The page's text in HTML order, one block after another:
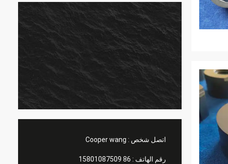
اتصل شخص : Cooper wang
رقم الهاتف : 86 15801087509